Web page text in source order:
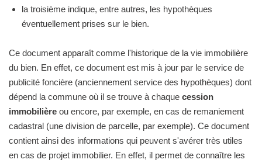
la troisième indique, entre autres, les hypothèques
éventuellement prises sur le bien.
Ce document apparaît comme l'historique de la vie immobilière
du bien. En effet, ce document est mis à jour par le service de
publicité foncière (anciennement service des hypothèques) dont
dépend la commune où il se trouve à chaque cession
immobilière ou encore, par exemple, en cas de remaniement
cadastral (une division de parcelle, par exemple). Ce document
contient ainsi des informations qui peuvent s'avérer très utiles
en cas de projet immobilier. En effet, il permet de connaître les